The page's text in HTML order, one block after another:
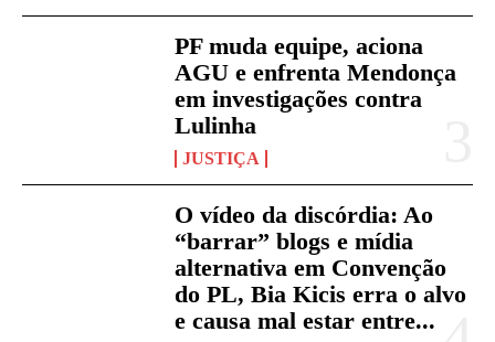
PF muda equipe, aciona
AGU e enfrenta Mendonça
em investigações contra
Lulinha
JUSTIÇA
O vídeo da discórdia: Ao
“barrar” blogs e mídia
alternativa em Convenção
do PL, Bia Kicis erra o alvo
e causa mal estar entre...